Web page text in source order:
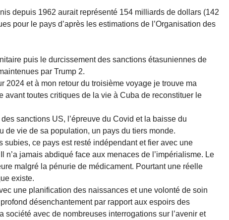
depuis 1962 aurait représenté 154 milliards de dollars (142
pour le pays d’après les estimations de l’Organisation des
puis le durcissement des sanctions étasuniennes de
par Trump 2.
2024 et à mon retour du troisième voyage je trouve ma
avant toutes critiques de la vie à Cuba de reconstituer le
sanctions US, l’épreuve du Covid et la baisse du
de vie de sa population, un pays du tiers monde.
subies, ce pays est resté indépendant et fier avec une
jamais abdiqué face aux menaces de l’impérialisme. Le
malgré la pénurie de médicament. Pourtant une réelle
existe.
une planification des naissances et une volonté de soin
désenchantement par rapport aux espoirs des
avec de nombreuses interrogations sur l’avenir et